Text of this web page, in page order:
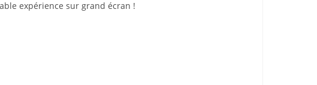
expérience sur grand écran !